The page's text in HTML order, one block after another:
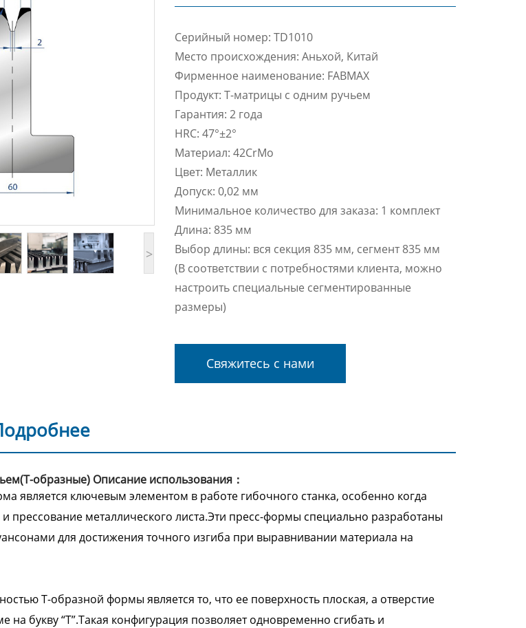
>
Cерийный номер: TD1010
Место происхождения: Аньхой, Китай
Фирменное наименование: FABMAX
Продукт: Т-матрицы с одним ручьем
Гарантия: 2 года
HRC: 47°±2°
Материал: 42CrMo
Цвет: Металлик
Допуск: 0,02 мм
Минимальное количество для заказа: 1 комплект
Длина: 835 мм
Выбор длины: вся секция 835 мм, сегмент 835 мм
(В соответствии с потребностями клиента, можно
настроить специальные сегментированные
размеры)
Свяжитесь с нами
образные) Описание использования：
является ключевым элементом в работе гибочного станка, особенно когда
и прессование металлического листа.Эти пресс-формы специально разработаны
для достижения точного изгиба при выравнивании материала на
Т-образной формы является то, что ее поверхность плоская, а отверстие
на букву “Т”.Такая конфигурация позволяет одновременно сгибать и